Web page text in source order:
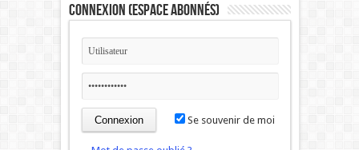
Connexion (Espace Abonnés)
Se souvenir de moi